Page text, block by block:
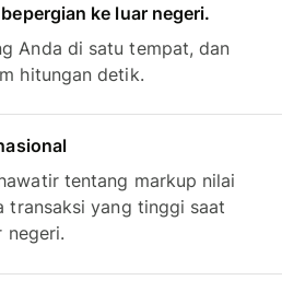
ke luar negeri.
Anda di satu tempat, dan
hitungan detik.
tentang markup nilai
yang tinggi saat
negeri.